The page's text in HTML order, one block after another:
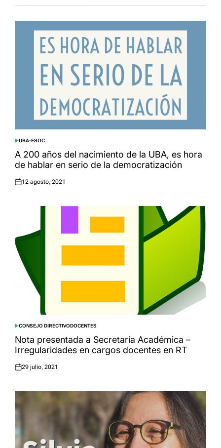
POSTED
IN
UBA-FSOC
A 200 años del nacimiento de la UBA, es hora
de hablar en serio de la democratización
Posted
12 agosto, 2021
POSTED
IN
CONSEJO DIRECTIVODOCENTES
Nota presentada a Secretaría Académica –
Irregularidades en cargos docentes en RT
Posted
29 julio, 2021